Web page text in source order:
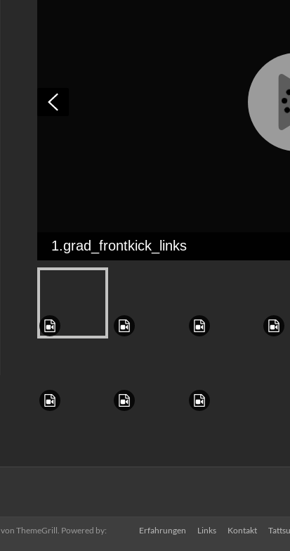
1.grad_frontkick_links
von ThemeGrill. Powered by:
Erfahrungen Links Kontakt